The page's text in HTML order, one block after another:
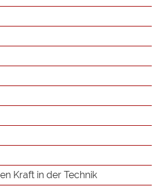
Kraft in der Technik